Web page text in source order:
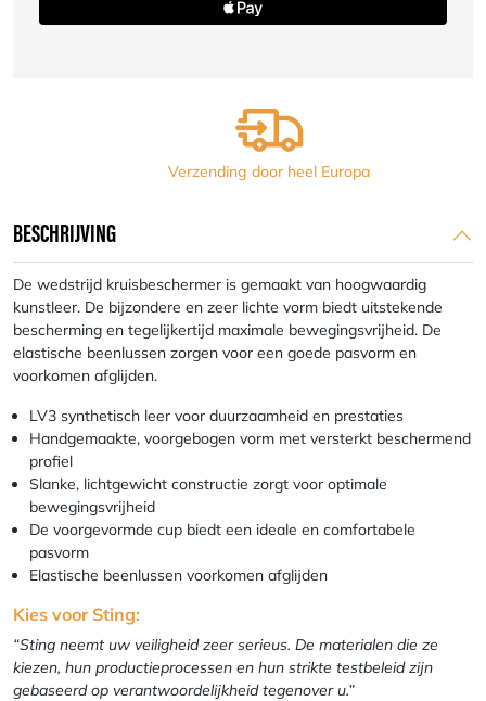
Verzending door heel Europa
BESCHRIJVING
De wedstrijd kruisbeschermer is gemaakt van hoogwaardig
kunstleer. De bijzondere en zeer lichte vorm biedt uitstekende
bescherming en tegelijkertijd maximale bewegingsvrijheid. De
elastische beenlussen zorgen voor een goede pasvorm en
voorkomen afglijden.
LV3 synthetisch leer voor duurzaamheid en prestaties
Handgemaakte, voorgebogen vorm met versterkt beschermend
profiel
Slanke, lichtgewicht constructie zorgt voor optimale
bewegingsvrijheid
De voorgevormde cup biedt een ideale en comfortabele
pasvorm
Elastische beenlussen voorkomen afglijden
Kies voor Sting:
“Sting neemt uw veiligheid zeer serieus. De materialen die ze
kiezen, hun productieprocessen en hun strikte testbeleid zijn
gebaseerd op verantwoordelijkheid tegenover u.”